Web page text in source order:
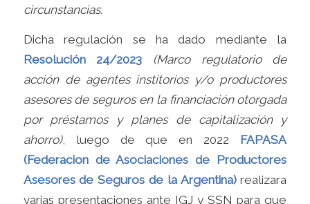
circunstancias.
Dicha regulación se ha dado mediante la
Resolución 24/2023
(Marco regulatorio de
acción de agentes institorios y/o productores
asesores de seguros en la financiación otorgada
por préstamos y planes de capitalización y
ahorro), luego de que en 2022 FAPASA
(Federacion de Asociaciones de Productores
Asesores de Seguros de la Argentina)realizara
varias presentaciones ante IGJ y SSN para que